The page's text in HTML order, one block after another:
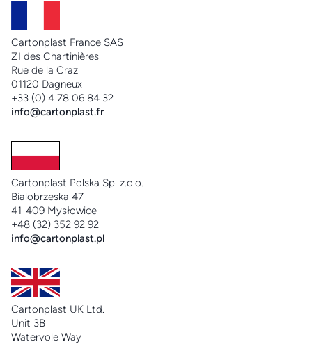
Cartonplast France SAS
ZI des Chartinières
Rue de la Craz
01120 Dagneux
+33 (0) 4 78 06 84 32
info@cartonplast.fr
Cartonplast Polska Sp. z.o.o.
Bialobrzeska 47
41-409 Mysłowice
+48 (32) 352 92 92
info@cartonplast.pl
Cartonplast UK Ltd.
Unit 3B
Watervole Way